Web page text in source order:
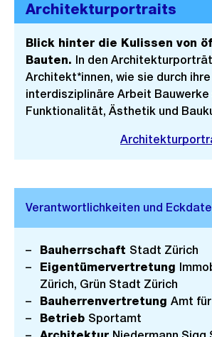
Architekturportraits
Blick hinter die Kulissen von
Bauten. In den
Architekt*innen, wie sie durch
interdisziplinäre Arbeit Bauwerke
Funktionalität, Ästhetik und
Bauherrschaft Stadt Zürich
Eigentümervertretung
Zürich, Grün Stadt Zürich
Bauherrenvertretung Amt
Betrieb Sportamt